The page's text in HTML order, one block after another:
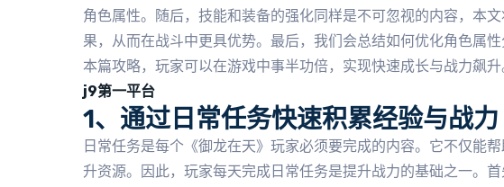
角色属性。随后，技能和装备的强化同样是不可忽视的内容，本
果，从而在战斗中更具优势。最后，我们会总结如何优化角色属
本篇攻略，玩家可以在游戏中事半功倍，实现快速成长与战力飙升
j9第一平台
1、通过日常任务快速积累经验与战力
日常任务是每个《御龙在天》玩家必须要完成的内容。它不仅能
升资源。因此，玩家每天完成日常任务是提升战力的基础之一。